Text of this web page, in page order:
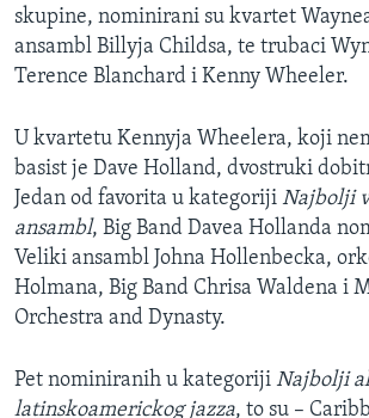
skupine, nominirani su kvartet
ansambl Billyja Childsa, te trubaci
Terence Blanchard i Kenny Wheeler.
U kvartetu Kennyja Wheelera, koji
basist je Dave Holland, dvostruki
Jedan od favorita u kategoriji Najbolji
ansambl, Big Band Davea Hollanda
Veliki ansambl Johna Hollenbecka,
Holmana, Big Band Chrisa Waldena i
Orchestra and Dynasty.
Pet nominiranih u kategoriji Najbolji
latinskoamerickog jazza, to su –